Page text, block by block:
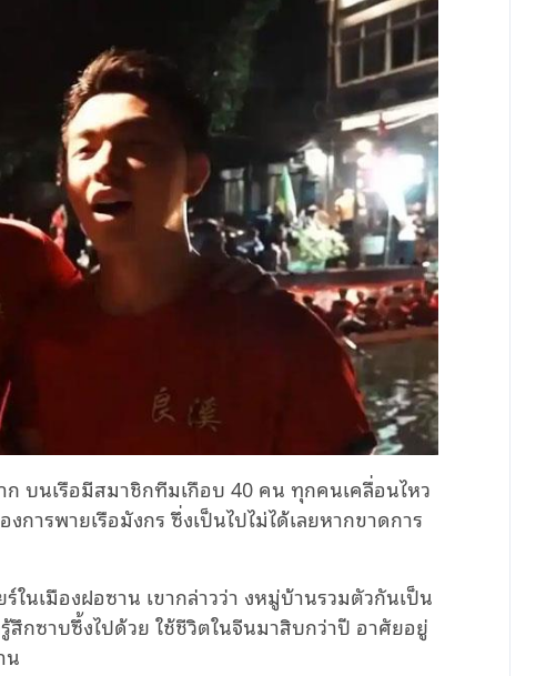
บนเรือมีสมาชิกทีมเกือบ 40 คน ทุกคนเคลื่อนไหว
ารพายเรือมังกร ซึ่งเป็นไปไม่ได้เลยหากขาดการ
นเมืองฝอซาน เขากล่าวว่า งหมู่บ้านรวมตัวกันเป็น
สึกซาบซึ้งไปด้วย ใช้ชีวิตในจีนมาสิบกว่าปี อาศัยอยู่
น